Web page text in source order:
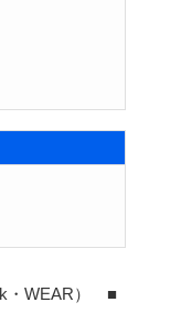
・WEAR） ■